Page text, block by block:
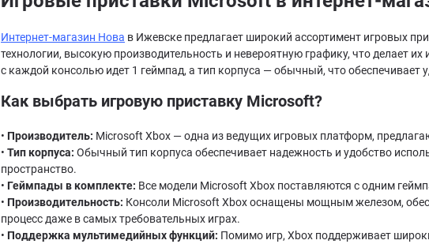
Интернет-магазин Нова в Ижевске предлагает широкий ассортимент игровых
технологии, высокую производительность и невероятную графику, что делает
с каждой консолью идет 1 геймпад, а тип корпуса — обычный, что обеспечивает
Как выбрать игровую приставку Microsoft?
• Производитель: Microsoft Xbox — одна из ведущих игровых платформ,
• Тип корпуса: Обычный тип корпуса обеспечивает надежность и удобство
пространство.
• Геймпады в комплекте: Все модели Microsoft Xbox поставляются с одним
• Производительность: Консоли Microsoft Xbox оснащены мощным железом,
процесс даже в самых требовательных играх.
• Поддержка мультимедийных функций: Помимо игр, Xbox поддерживает